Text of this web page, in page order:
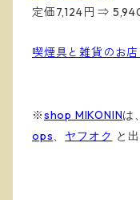
定価7,124円 ⇒
喫煙具と雑貨のお
※shop MIKONINは、
ops、 ヤフオク と